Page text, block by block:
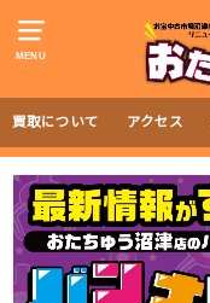
MENU
買取について アクセス